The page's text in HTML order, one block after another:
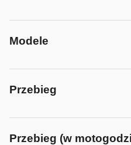
Modele
Przebieg
Przebieg (w